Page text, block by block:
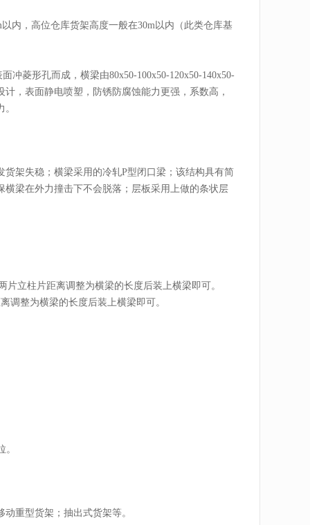
内，高位仓库货架高度一般在30m以内（此类仓库基
冲菱形孔而成，横梁由80x50-100x50-120x50-140x50-
，表面静电喷塑，防锈防腐蚀能力更强，系数高，
架失稳；横梁采用的冷轧P型闭口梁；该结构具有简
梁在外力撞击下不会脱落；层板采用上做的条状层
立柱片距离调整为横梁的长度后装上横梁即可。
调整为横梁的长度后装上横梁即可。
。
重型货架；抽出式货架等。